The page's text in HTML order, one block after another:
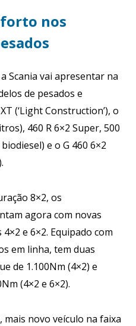
nos
Scania vai apresentar na
de pesados e
(‘Light Construction’), o
460 R 6×2 Super, 500
e o G 460 6×2
8×2, os
agora com novas
e 6×2. Equipado com
em linha, tem duas
de 1.100Nm (4×2) e
(4×2 e 6×2).
mais novo veículo na faixa